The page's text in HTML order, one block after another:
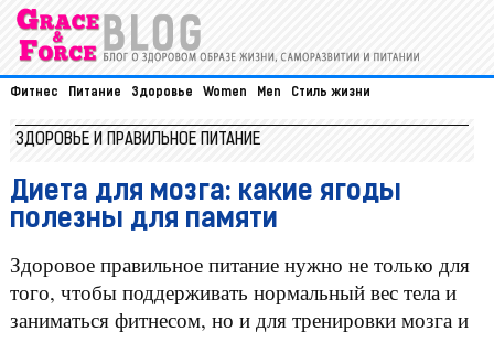
Фитнес Питание Здоровье Women Men Стиль жизни
ЗДОРОВЬЕ И ПРАВИЛЬНОЕ ПИТАНИЕ
Диета для мозга: какие ягоды
полезны для памяти
Здоровое правильное питание нужно не только для
того, чтобы поддерживать нормальный вес тела и
заниматься фитнесом, но и для тренировки мозга и